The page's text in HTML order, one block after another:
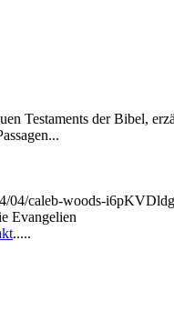
Testaments der Bibel,
04/caleb-woods-
Evangelien
.....